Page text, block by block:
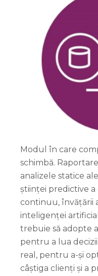
Modul în care
schimbă.
analizele statice
științei predictive
continuu, învățării
inteligenței
trebuie să adopte
pentru a lua
real, pentru a-și
câștiga clienți și a